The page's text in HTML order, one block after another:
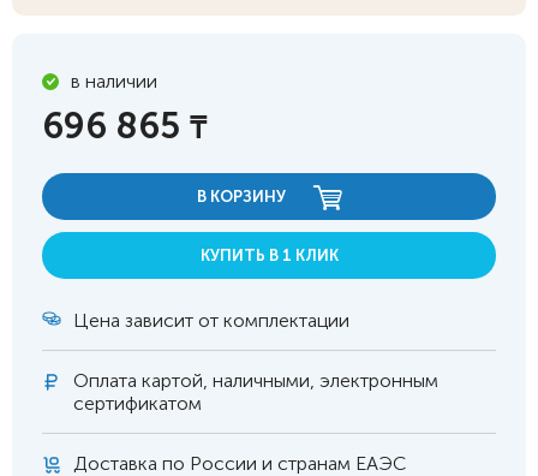
в наличии
696 865 ₸
В КОРЗИНУ
КУПИТЬ В 1 КЛИК
Цена зависит от комплектации
Оплата картой, наличными, электронным
сертификатом
Доставка по России и странам ЕАЭС